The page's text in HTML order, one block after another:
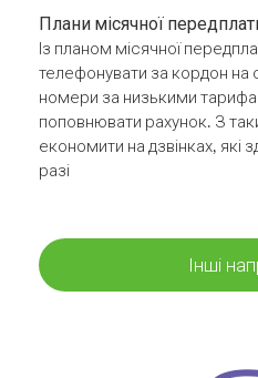
Плани місячної
Із планом місячної
телефонувати за кордон на
номери за низькими
поповнювати рахунок. З
економити на дзвінках, які
разі
Інші